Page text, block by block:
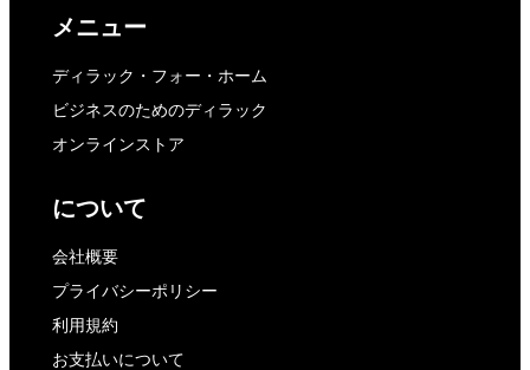
メニュー
ディラック・フォー・ホーム
ビジネスのためのディラック
オンラインストア
について
会社概要
プライバシーポリシー
利用規約
お支払いについて